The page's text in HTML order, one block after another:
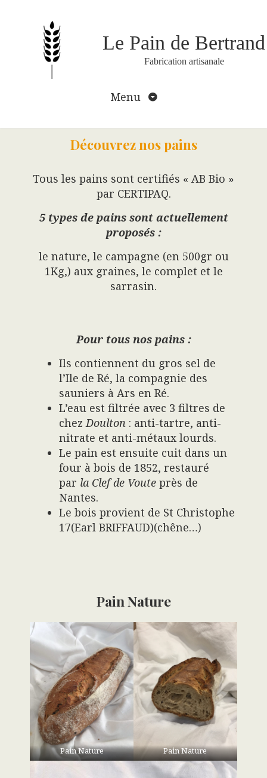
Menu
Le Pain de Bertrand
Fabrication artisanale
Découvrez nos pains
Tous les pains sont certifiés « AB Bio »
par CERTIPAQ.
5 types de pains sont actuellement
proposés :
le nature, le campagne (en 500gr ou
1Kg,) aux graines, le complet et le
sarrasin.
Pour tous nos pains :
Ils contiennent du gros sel de
l’Ile de Ré, la compagnie des
sauniers à Ars en Ré.
L’eau est filtrée avec 3 filtres de
chezDoulton : anti-tartre, anti-
nitrate et anti-métaux lourds.
Le pain est ensuite cuit dans un
four à bois de 1852, restauré
par la Clef de Voute près de
Nantes.
Le bois provient de St Christophe
17(Earl BRIFFAUD)(chêne…)
Pain Nature
Pain Nature Pain Nature